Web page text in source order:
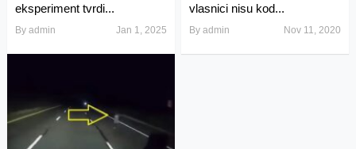
eksperiment tvrdi...
By admin Jan 1, 2025
vlasnici nisu kod...
Byadmin Nov 11, 2020